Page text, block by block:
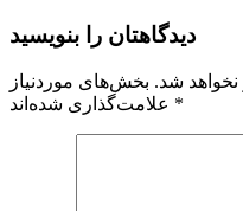
دیدگاهتان را بنویسید
شد. بخش‌های موردنیاز
*